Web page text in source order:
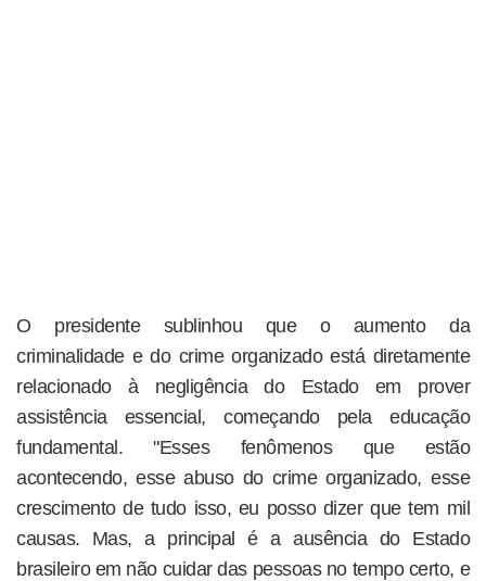
O presidente sublinhou que o aumento da
criminalidade e do crime organizado está diretamente
relacionado à negligência do Estado em prover
assistência essencial, começando pela educação
fundamental. "Esses fenômenos que estão
acontecendo, esse abuso do crime organizado, esse
crescimento de tudo isso, eu posso dizer que tem mil
causas. Mas, a principal é a ausência do Estado
brasileiro em não cuidar das pessoas no tempo certo, e